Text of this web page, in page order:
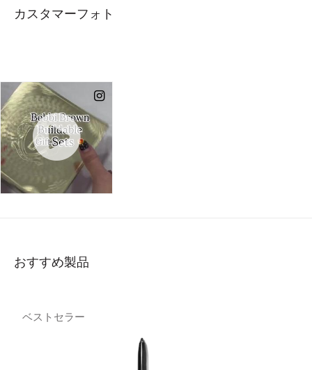
カスタマーフォト
おすすめ製品
ベストセラー